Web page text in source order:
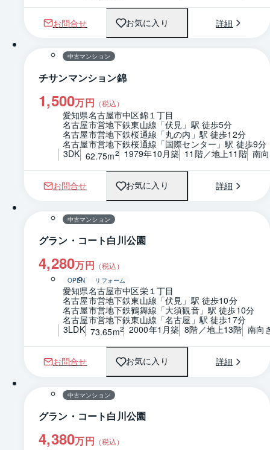
お問合せ お気に入り 詳細
1 / 0 間取り
中古マンション
チサンマンション錦
1,500万円 （税込）
愛知県名古屋市中区錦１丁目
名古屋市営地下鉄東山線「伏見」駅 徒歩5分
名古屋市営地下鉄桜通線「丸の内」駅 徒歩12分
名古屋市営地下鉄桜通線「国際センター」駅 徒歩9分
3DK 62.75m2 1979年10月築 11階／地上11階 南
お問合せ お気に入り 詳細
1 / 0 間取り
中古マンション
グラン・コート白川公園
4,280万円 （税込）
OPEN リフォーム
愛知県名古屋市中区栄１丁目
名古屋市営地下鉄東山線「伏見」駅 徒歩10分
名古屋市営地下鉄鶴舞線「大須観音」駅 徒歩10分
名古屋市営地下鉄東山線「名古屋」駅 徒歩17分
3LDK 73.65m2 2000年1月築 8階／地上13階 南向
お問合せ お気に入り 詳細
1 / 0 間取り
中古マンション
グラン・コート白川公園
4,380万円 （税込）